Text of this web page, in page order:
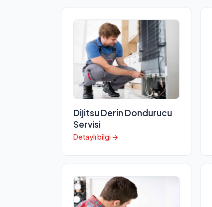
Dijitsu Derin Dondurucu
Servisi
Detaylı bilgi →